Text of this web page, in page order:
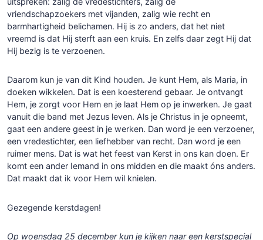
vriendschapzoekers met vijanden, zalig wie recht en
barmhartigheid belichamen. Hij is zo anders, dat het niet
vreemd is dat Hij sterft aan een kruis. En zelfs daar zegt Hij dat
Hij bezig is te verzoenen.
Daarom kun je van dit Kind houden. Je kunt Hem, als Maria, in
doeken wikkelen. Dat is een koesterend gebaar. Je ontvangt
Hem, je zorgt voor Hem en je laat Hem op je inwerken. Je gaat
vanuit die band met Jezus leven. Als je Christus in je opneemt,
gaat een andere geest in je werken. Dan word je een verzoener,
een vredestichter, een liefhebber van recht. Dan word je een
ruimer mens. Dat is wat het feest van Kerst in ons kan doen. Er
komt een ander Iemand in ons midden en die maakt óns anders.
Dat maakt dat ik voor Hem wil knielen.
Gezegende kerstdagen!
Op woensdag 25 december kun je kijken naar een kerstspecial